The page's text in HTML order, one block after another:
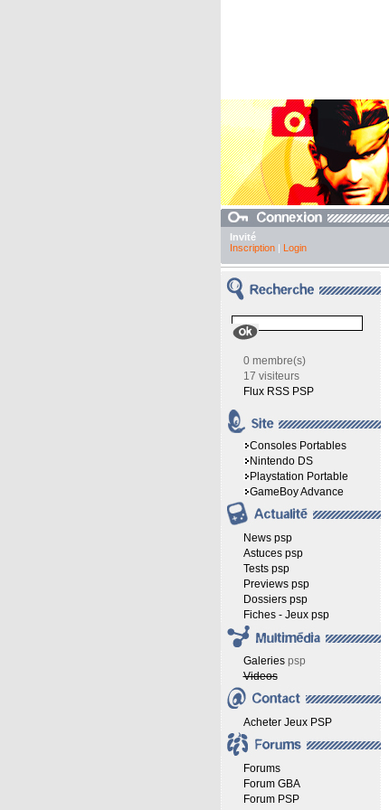
Invité
Inscription| Login
0 membre(s)
17 visiteurs
Flux RSS PSP
Consoles Portables
Nintendo DS
Playstation Portable
GameBoy Advance
News psp
Astuces psp
Tests psp
Previews psp
Dossiers psp
Fiches - Jeux psp
Galeriespsp
Videos
Acheter Jeux PSP
Forums
Forum GBA
Forum PSP